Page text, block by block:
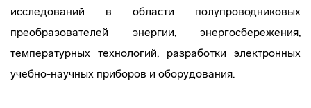
исследований в области полупроводниковых
преобразователей энергии, энергосбережения,
температурных технологий, разработки электронных
учебно-научных приборов и оборудования.